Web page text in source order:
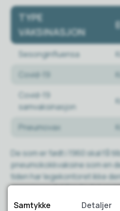
TYPE
VAKSINASJON
Sesonginfluensa
Covid-19
Covid-19
samvaksinasjon
Pneumovax
De som er født i 1960 skal få
pneumokokkvaksine som en
tiden har legekontoret ikke
organisere det for de det
legekontoret på telefon
Samtykke Detaljer